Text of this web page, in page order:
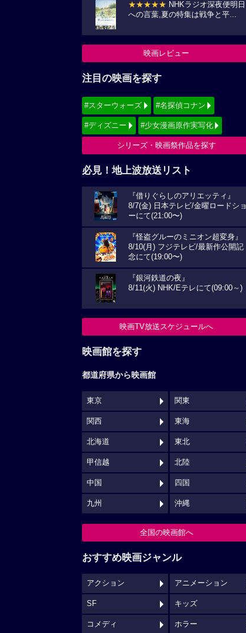
★★★★★ NHKラジオ深夜便明日
への言葉,夏の特集は戦争と平...
映画レビュー
注目の映画を探す
#スターウォーズ #名探偵コナン
#ディズニー #少女漫画原作実写化
シリーズ・映画祭作品を探す
必見！地上波放送リスト
『借りぐらしのアリエッティ』
8/7(金) 日本テレビ/金曜ロードショ
ーにて(21:00〜)
『怪盗グルーのミニオン超変身』
8/10(月) フジテレビ/最新作公開記
念にて(19:00〜)
『銀河鉄道の夜』
8/11(火) NHK/Eテレにて(09:00～)
映画TV放送スケジュールへ
映画館を探す
都道府県から映画館
東京 関東
関西 東海
北海道 東北
甲信越 北陸
中国 四国
九州 沖縄
全国の映画館へ
おすすめ映画ジャンル
アクション アニメーション
SF キッズ
コメディ ホラー